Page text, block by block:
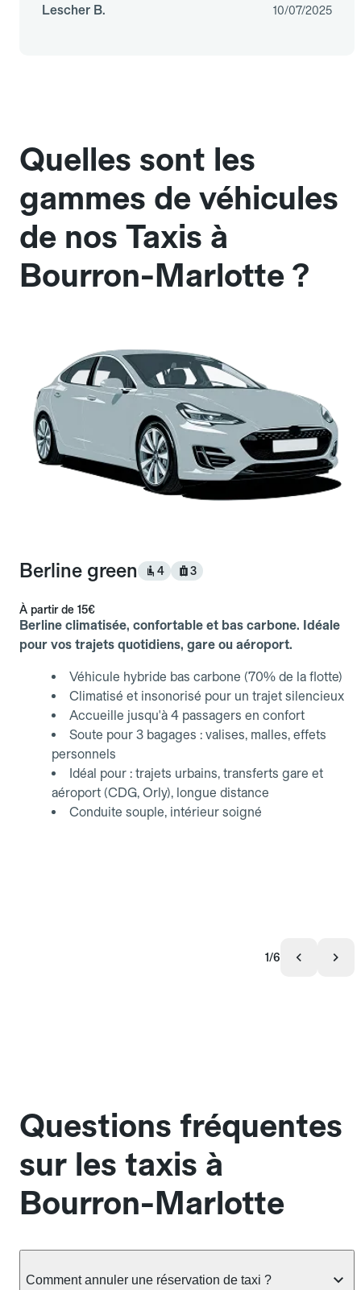
Lescher B. 10/07/2025
Quelles sont les
gammes de véhicules
de nos Taxis à
Bourron-Marlotte ?
Berline green 4 3
À partir de 15€
Berline climatisée, confortable et bas carbone. Idéale
pour vos trajets quotidiens, gare ou aéroport.
Véhicule hybride bas carbone (70% de la flotte)
Climatisé et insonorisé pour un trajet silencieux
Accueille jusqu'à 4 passagers en confort
Soute pour 3 bagages : valises, malles, effets
personnels
Idéal pour : trajets urbains, transferts gare et
aéroport (CDG, Orly), longue distance
Conduite souple, intérieur soigné
1/6
Questions fréquentes
sur les taxis à
Bourron-Marlotte
Comment annuler une réservation de taxi ?